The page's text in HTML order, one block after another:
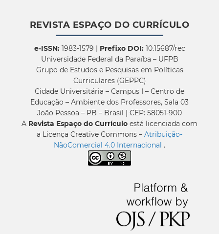
REVISTA ESPAÇO DO CURRÍCULO
e-ISSN:1983-1579 | Prefixo DOI:10.15687/rec
Universidade Federal da Paraíba – UFPB
Grupo de Estudos e Pesquisas em Políticas
Curriculares (GEPPC)
Cidade Universitária – Campus I – Centro de
Educação – Ambiente dos Professores, Sala 03
João Pessoa – PB – Brasil | CEP: 58051-900
A Revista Espaço do Currículo está licenciada com
a Licença Creative Commons – Atribuição-
NãoComercial 4.0 Internacional .